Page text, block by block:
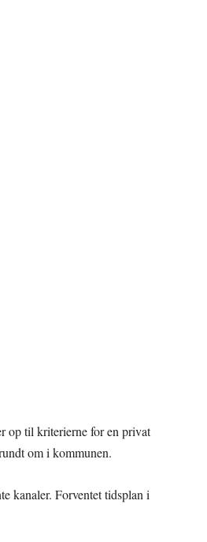
op til kriterierne for en privat
om i kommunen.
kanaler. Forventet tidsplan i